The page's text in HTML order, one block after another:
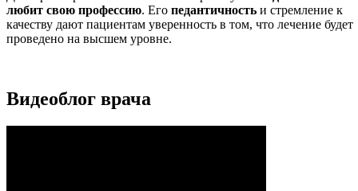
любит свою профессию. Его педантичность и стремление к
качеству дают пациентам уверенность в том, что лечение будет
проведено на высшем уровне.
Видеоблог врача